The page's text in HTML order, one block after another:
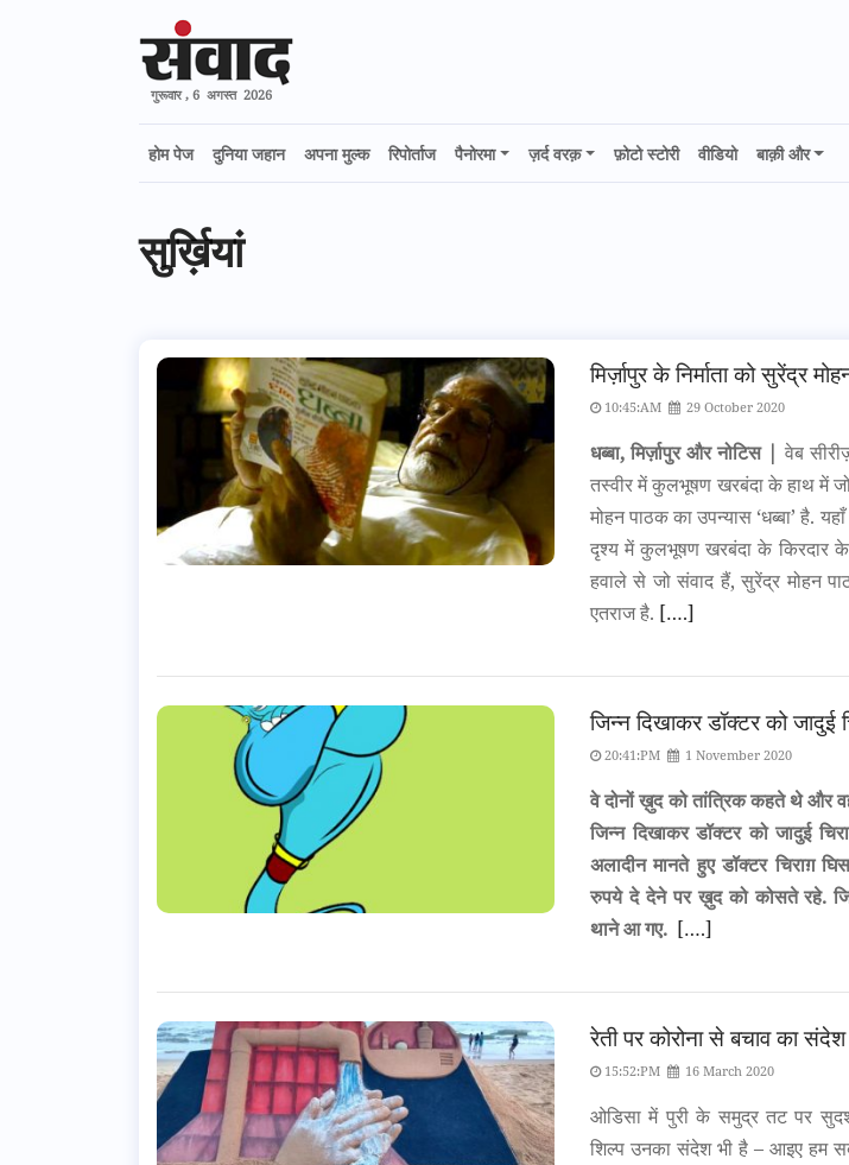
गुरूवार , 6 अगस्त 2026
होम पेज दुनिया जहान अपना मुल्क रिपोर्ताज पैनोरमा ज़र्द वरक़ फ़ोटो स्टोरी वीडियो बाक़ी और
सुर्ख़ियां
मिर्ज़ापुर के निर्माता को सुरेंद्र
10:45:AM 29 October 2020
धब्बा, मिर्ज़ापुर और नोटिस | वेब
तस्वीर में कुलभूषण खरबंदा के हाथ में
मोहन पाठक का उपन्यास ‘धब्बा’ है.
दृश्य में कुलभूषण खरबंदा के किरदार
हवाले से जो संवाद हैं, सुरेंद्र मोहन
एतराज है. [….]
जिन्न दिखाकर डॉक्टर को जादुई
20:41:PM 1 November 2020
वे दोनों ख़ुद को तांत्रिक कहते थे और
जिन्न दिखाकर डॉक्टर को जादुई
अलादीन मानते हुए डॉक्टर चिराग़
रुपये दे देने पर ख़ुद को कोसते रहे.
थाने आ गए. [….]
रेती पर कोरोना से बचाव का संदेश
15:52:PM 16 March 2020
ओडिसा में पुरी के समुद्र तट पर
शिल्प उनका संदेश भी है – आइए हम सब